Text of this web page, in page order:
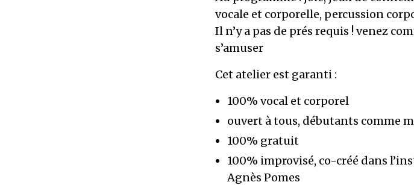
vocale et corporelle, percussion
Il n’y a pas de prés requis ! venez
s’amuser
Cet atelier est garanti :
100% vocal et corporel
ouvert à tous, débutants comme
100% gratuit
100% improvisé, co-créé dans
Agnès Pomes